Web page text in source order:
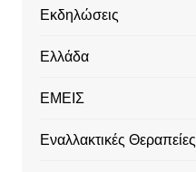
Εκδηλώσεις
Ελλάδα
ΕΜΕΙΣ
Εναλλακτικές Θεραπείες